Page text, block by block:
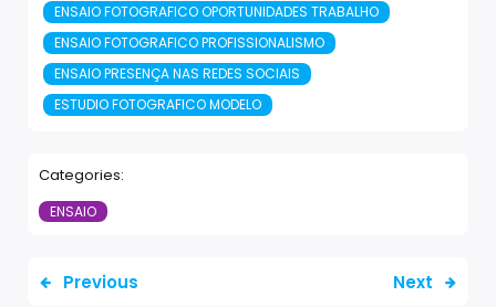
ENSAIO FOTOGRAFICO OPORTUNIDADES TRABALHO
ENSAIO FOTOGRAFICO PROFISSIONALISMO
ENSAIO PRESENÇA NAS REDES SOCIAIS
ESTUDIO FOTOGRAFICO MODELO
Categories:
ENSAIO
Previous Next